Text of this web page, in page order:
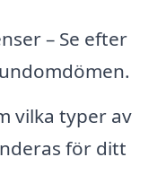
– Se efter
vilka typer av
för ditt